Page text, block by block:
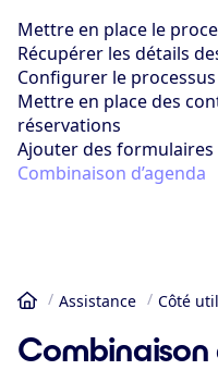
Mettre en place le
Récupérer les détails
Configurer le
Mettre en place des
réservations
Ajouter des formulaires
Combinaison d’agenda
Accueil
Assistance Côté
Combinaison